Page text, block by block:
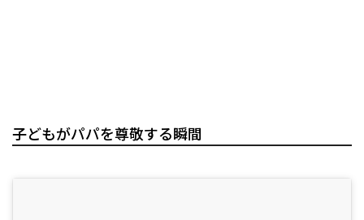
子どもがパパを尊敬する瞬間